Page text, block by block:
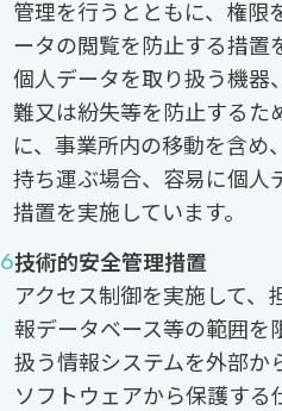
管理を行うとともに、権限
ータの閲覧を防止する措置
個人データを取り扱う機器
難又は紛失等を防止するた
に、事業所内の移動を含め
持ち運ぶ場合、容易に個人
措置を実施しています。
技術的安全管理措置
アクセス制御を実施して
報データベース等の範囲を
扱う情報システムを外部か
ソフトウェアから保護する